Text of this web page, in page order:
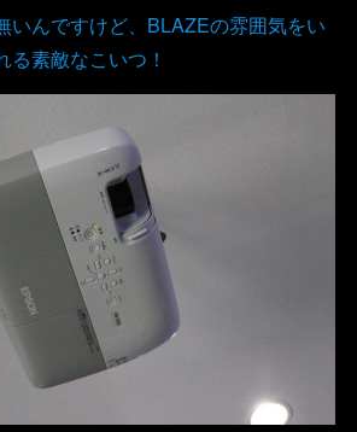
いんですけど、BLAZEの雰囲気をい
素敵なこいつ！